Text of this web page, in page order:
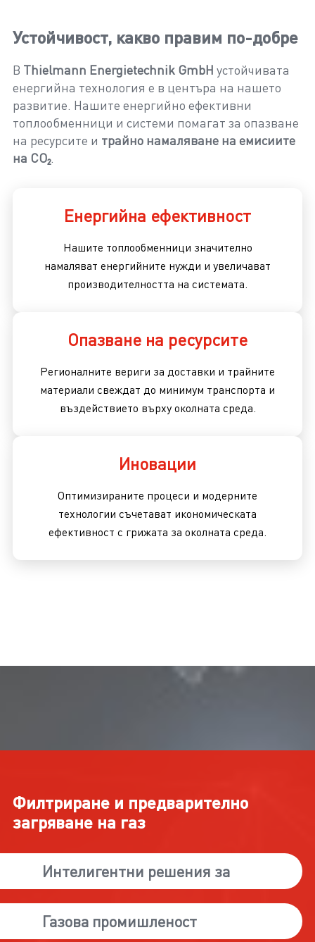
Устойчивост, какво правим по-добре
В Thielmann Energietechnik GmbH устойчивата
енергийна технология е в центъра на нашето
развитие. Нашите енергийно ефективни
топлообменници и системи помагат за опазване
на ресурсите и трайно намаляване на емисиите
на CO₂.
Енергийна ефективност
Нашите топлообменници значително
намаляват енергийните нужди и увеличават
производителността на системата.
Опазване на ресурсите
Регионалните вериги за доставки и трайните
материали свеждат до минимум транспорта и
въздействието върху околната среда.
Иновации
Оптимизираните процеси и модерните
технологии съчетават икономическата
ефективност с грижата за околната среда.
Филтриране и предварително
загряване на газ
Интелигентни решения за
Газова промишленост